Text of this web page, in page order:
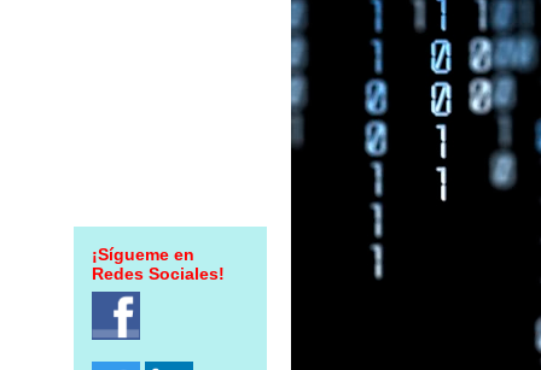
¡Sígueme en
Redes Sociales!